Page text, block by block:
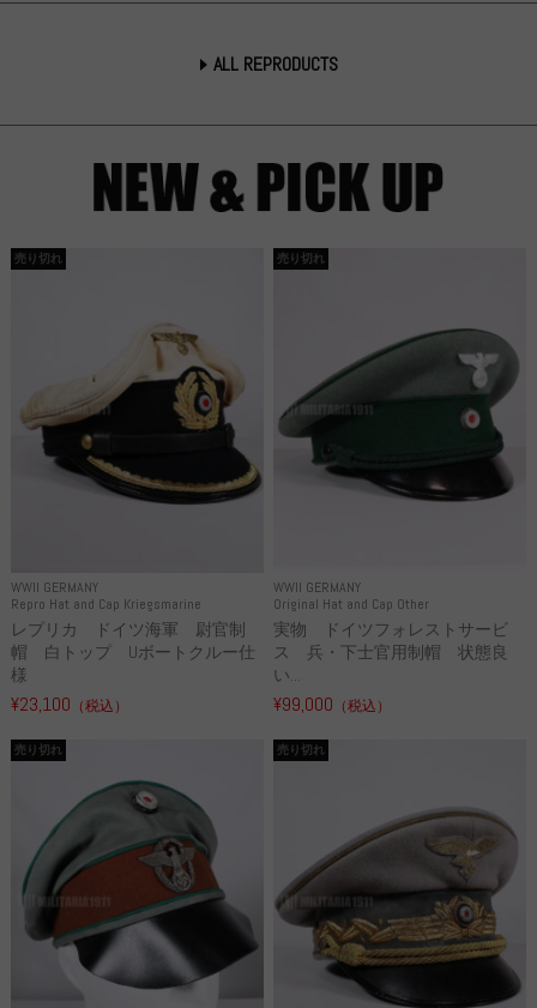
ALL REPRODUCTS
WWII GERMANY
Repro Hat and Cap Kriegsmarine
売り切れ
レプリカ ドイツ海軍 尉官制
帽 白トップ Uボートクルー仕
様
¥23,100 （税込）
WWII GERMANY
Original Hat and Cap Other
売り切れ
実物 ドイツフォレストサービ
ス 兵・下士官用制帽 状態良
い...
¥99,000 （税込）
売り切れ 売り切れ